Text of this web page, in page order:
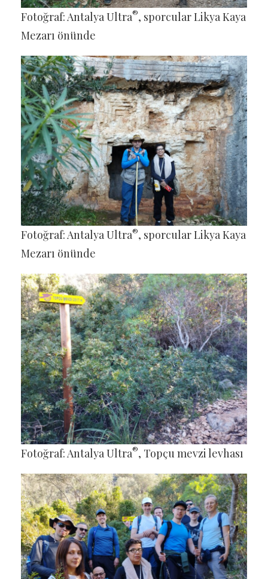
Fotoğraf: Antalya Ultra®, sporcular Likya Kaya
Mezarı önünde
Fotoğraf: Antalya Ultra®, sporcular Likya Kaya
Mezarı önünde
Fotoğraf: Antalya Ultra®, Topçu mevzi levhası